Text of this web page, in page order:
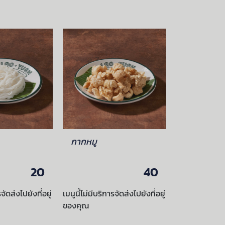
20
ดส่งไปยังที่อยู่
กากหมู
40
เมนูนี้ไม่มีบริการจัดส่งไปยังที่อยู่
ของคุณ